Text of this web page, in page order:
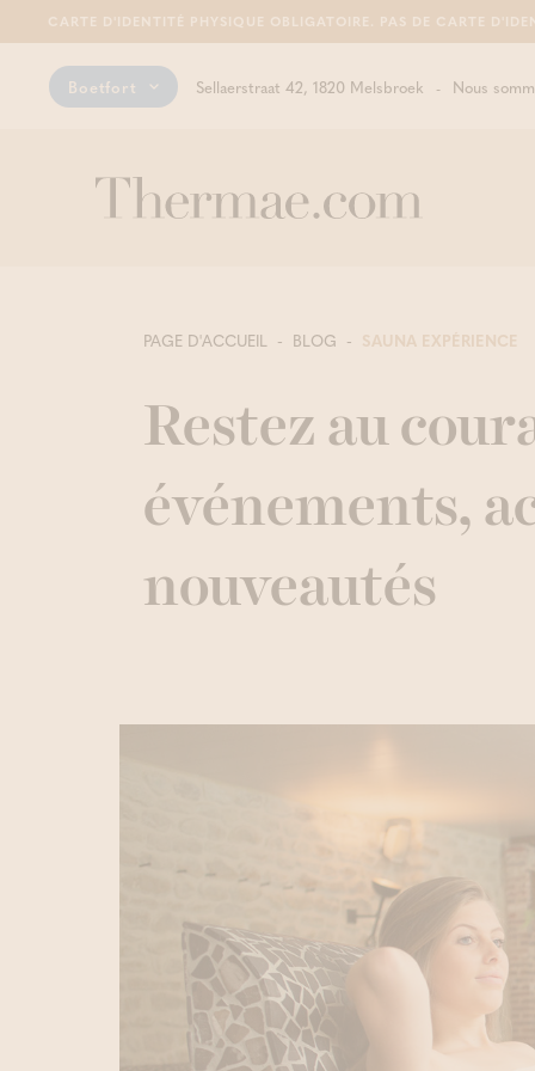
CARTE D'IDENTITÉ PHYSIQUE OBLIGATOIRE. PAS DE CARTE
Boetfort Sellaerstraat 42, 1820 Melsbroek Nous
PAGE D'ACCUEIL BLOG SAUNA EXPÉRIENCE
Restez au
événements,
nouveautés